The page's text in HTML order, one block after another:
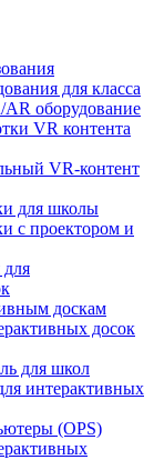
для класса
оборудование
VR контента
VR-контент
для школы
с проектором и
доскам
досок
для школ
интерактивных
(OPS)